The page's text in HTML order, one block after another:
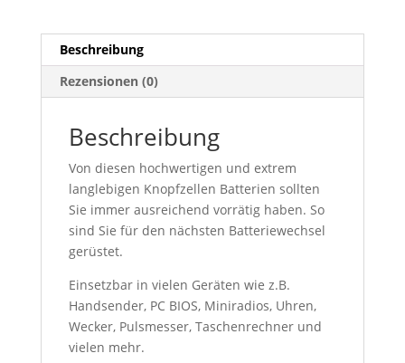
Beschreibung
Rezensionen (0)
Beschreibung
Von diesen hochwertigen und extrem
langlebigen Knopfzellen Batterien sollten
Sie immer ausreichend vorrätig haben. So
sind Sie für den nächsten Batteriewechsel
gerüstet.
Einsetzbar in vielen Geräten wie z.B.
Handsender, PC BIOS, Miniradios, Uhren,
Wecker, Pulsmesser, Taschenrechner und
vielen mehr.